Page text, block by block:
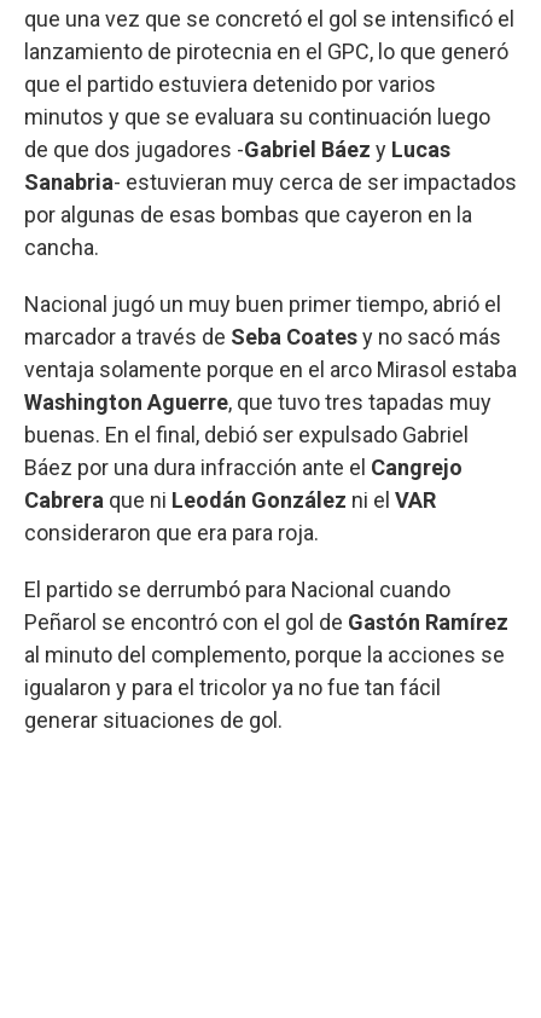
que una vez que se concretó el gol se intensificó el
lanzamiento de pirotecnia en el GPC, lo que generó
que el partido estuviera detenido por varios
minutos y que se evaluara su continuación luego
de que dos jugadores -Gabriel Báez y Lucas
Sanabria- estuvieran muy cerca de ser impactados
por algunas de esas bombas que cayeron en la
cancha.
Nacional jugó un muy buen primer tiempo, abrió el
marcador a través de Seba Coatesy no sacó más
ventaja solamente porque en el arco Mirasol estaba
Washington Aguerre, que tuvo tres tapadas muy
buenas. En el final, debió ser expulsado Gabriel
Báez por una dura infracción ante el Cangrejo
Cabrera que ni Leodán González ni el VAR
consideraron que era para roja.
El partido se derrumbó para Nacional cuando
Peñarol se encontró con el gol de Gastón Ramírez
al minuto del complemento, porque la acciones se
igualaron y para el tricolor ya no fue tan fácil
generar situaciones de gol.